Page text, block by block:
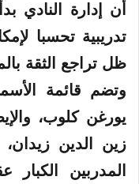
أن إدارة النادي
تدريبية تحسبا
ظل تراجع الثقة
وتضم قائمة
يورغن كلوب،
زين الدين